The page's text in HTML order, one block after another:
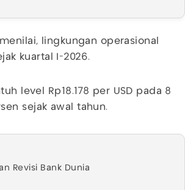
lingkungan operasional
kuartal I-2026.
level Rp18.178 per USD pada 8
sejak awal tahun.
Revisi Bank Dunia